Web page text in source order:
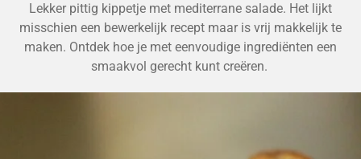
Lekker pittig kippetje met mediterrane salade. Het lijkt
misschien een bewerkelijk recept maar is vrij makkelijk te
maken. Ontdek hoe je met eenvoudige ingrediënten een
smaakvol gerecht kunt creëren.